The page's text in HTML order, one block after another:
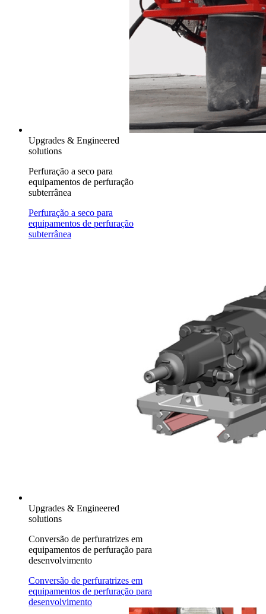
Upgrades & Engineered
solutions
Perfuração a seco para
equipamentos de perfuração
subterrânea
Perfuração a seco para
equipamentos de perfuração
subterrânea
Upgrades & Engineered
solutions
Conversão de perfuratrizes em
equipamentos de perfuração para
desenvolvimento
Conversão de perfuratrizes em
equipamentos de perfuração para
desenvolvimento